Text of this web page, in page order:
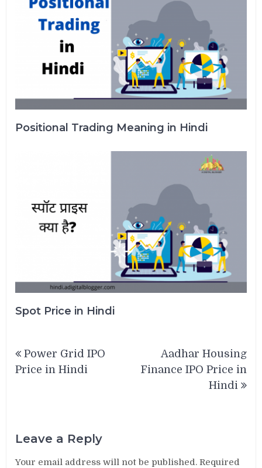
Positional Trading Meaning in Hindi
Spot Price in Hindi
navigation
Power Grid IPO
Price in Hindi
Aadhar Housing
Finance IPO Price in
Hindi
Leave a Reply
Your email address will not be published. Required